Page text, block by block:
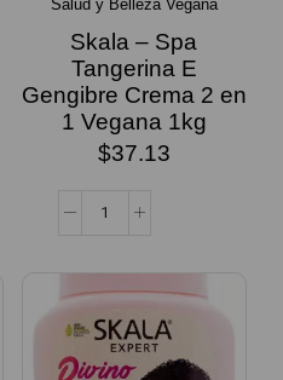
Salud y Belleza Vegana
Skala – Spa
Tangerina E
Gengibre Crema 2 en
1 Vegana 1kg
$37.13